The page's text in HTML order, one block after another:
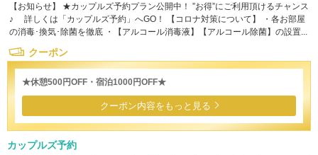
【お知らせ】 ★カップルズ予約プラン公開中！ ”お得”にご利用頂けるチャンス
♪ 詳しくは「カップルズ予約」へGO！ 【コロナ対策について】 ・各お部屋
の消毒･換気･除菌を徹底 ・【アルコール消毒液】【アルコール除菌】の設置...
クーポン
★休憩500円OFF・宿泊1000円OFF★
クーポン内容をもっと見る
カップルズ予約